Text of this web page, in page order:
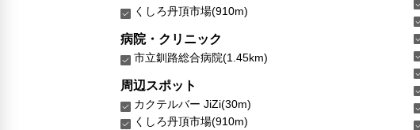
くしろ丹頂市場(910m)
病院・クリニック
市立釧路総合病院(1.45km)
周辺スポット
カクテルバー JiZi(30m)
くしろ丹頂市場(910m)